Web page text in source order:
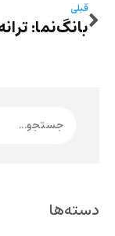
قبلی
دسته‌ها